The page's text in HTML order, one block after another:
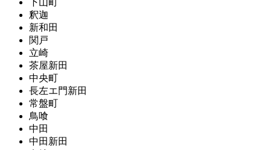
下山町
釈迦
新和田
関戸
立崎
茶屋新田
中央町
長左エ門新田
常盤町
鳥喰
中田
中田新田